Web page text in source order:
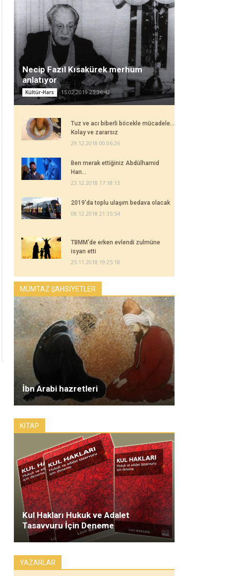
Necip Fazıl Kısakürek merhum
anlatıyor
Kültür-Hars 15.02.2019 23:36:42
Tuz ve acı biberli böcekle mücadele...
Kolay ve zararsız
29.12.2018 00:06:26
Ben merak ettiğiniz Abdülhamid
Han...
23.12.2018 17:18:13
2019'da toplu ulaşım bedava olacak
08.12.2018 21:35:54
TBMM'de erken evlendi zulmüne
isyan etti
25.11.2018 19:25:18
MÜMTAZ ŞAHSİYETLER
İbn Arabi hazretleri
KİTAP
Kul Hakları Hukuk ve Adalet
Tasavvuru İçin Deneme
YAZARLAR